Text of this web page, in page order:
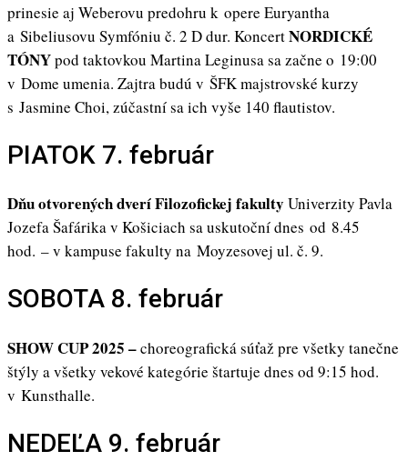
prinesie aj Weberovu predohru k opere Euryantha
a Sibeliusovu Symfóniu č. 2 D dur. KoncertNORDICKÉ
TÓNYpod taktovkou Martina Leginusa sa začne o 19:00
v Dome umenia. Zajtra budú v ŠFK majstrovské kurzy
s Jasmine Choi, zúčastní sa ich vyše 140 flautistov.
PIATOK 7. február
Dňu otvorených dverí Filozofickej fakulty Univerzity Pavla
Jozefa Šafárika v Košiciach sa uskutoční dnes od 8.45
hod. – v kampuse fakulty na Moyzesovej ul. č. 9.
SOBOTA 8. február
SHOW CUP 2025 –choreografická súťaž pre všetky tanečne
štýly a všetky vekové kategórie štartuje dnes od 9:15 hod.
v Kunsthalle.
NEDEĽA 9. február